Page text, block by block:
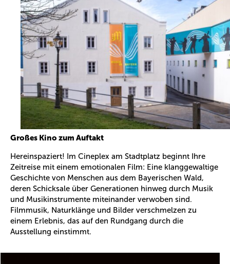
Großes Kino zum Auftakt
Hereinspaziert! Im Cineplex am Stadtplatz beginnt Ihre
Zeitreise mit einem emotionalen Film: Eine klanggewaltige
Geschichte von Menschen aus dem Bayerischen Wald,
deren Schicksale über Generationen hinweg durch Musik
und Musikinstrumente miteinander verwoben sind.
Filmmusik, Naturklänge und Bilder verschmelzen zu
einem Erlebnis, das auf den Rundgang durch die
Ausstellung einstimmt.